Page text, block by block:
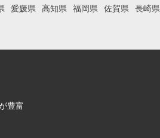
愛媛県 高知県 福岡県 佐賀県
長崎県
豊富